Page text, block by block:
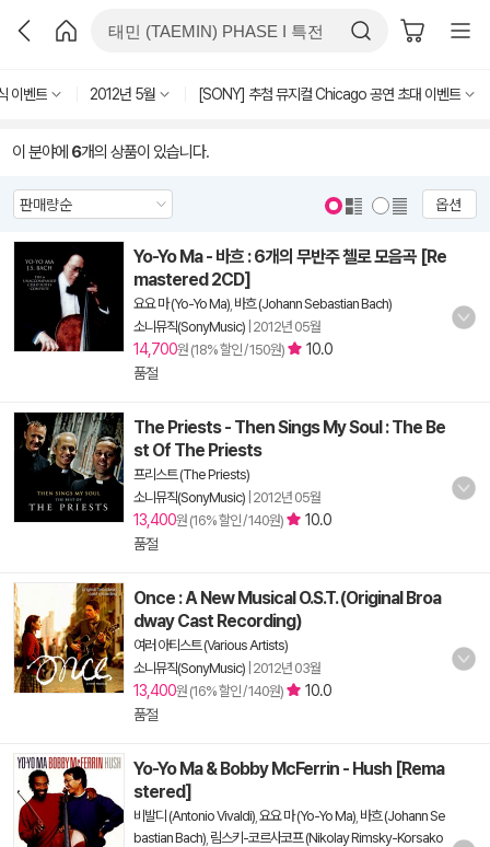
이벤트 2012년 5월 [SONY] 추첨 뮤지컬 Chicago 공연 초대 이벤트
이 분야에 6개의 상품이 있습니다.
옵션
Yo-Yo Ma - 바흐 : 6개의 무반주 첼로 모음곡 [Re
mastered 2CD]
요요 마 (Yo-Yo Ma) 바흐 (Johann Sebastian Bach)
소니뮤직(SonyMusic) 2012년 05월
14,700원 (18% 할인 / 150원)
10.0
품절
The Priests - Then Sings My Soul : The Be
st Of The Priests
프리스트 (The Priests)
소니뮤직(SonyMusic) 2012년 05월
13,400원 (16% 할인 / 140원)
10.0
품절
Once : A New Musical O.S.T. (Original Broa
dway Cast Recording)
여러 아티스트 (Various Artists)
소니뮤직(SonyMusic) 2012년 03월
13,400원 (16% 할인 / 140원)
10.0
품절
Yo-Yo Ma & Bobby McFerrin - Hush [Rema
stered]
비발디 (Antonio Vivaldi) 요요 마 (Yo-Yo Ma) 바흐 (Johann Se
bastian Bach) 림스키-코르사코프 (Nikolay Rimsky-Korsako